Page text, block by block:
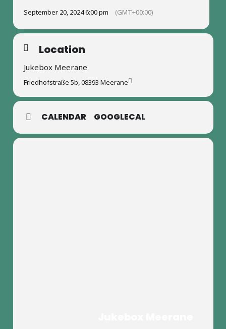
September 20, 2024 6:00 pm (GMT+00:00)
Location
Jukebox Meerane
Friedhofstraße 5b, 08393 Meerane
CALENDAR GOOGLECAL